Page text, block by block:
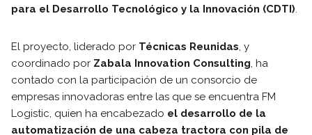
para el Desarrollo Tecnológico y la Innovación (CDTI).
El proyecto, liderado por Técnicas Reunidas, y
coordinado por Zabala Innovation Consulting, ha
contado con la participación de un consorcio de
empresas innovadoras entre las que se encuentra FM
Logistic, quien ha encabezado el desarrollo de la
automatización de una cabeza tractora con pila de